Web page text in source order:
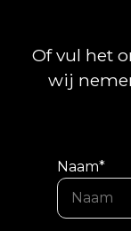
Of vul het
wij
Naam*